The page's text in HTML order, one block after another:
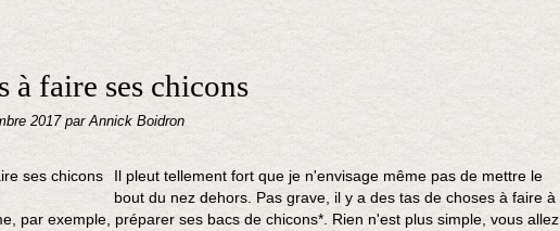
à faire ses chicons
2017 par Annick Boidron
Il pleut tellement fort que je n'envisage même pas de mettre le
bout du nez dehors. Pas grave, il y a des tas de choses à faire à
par exemple, préparer ses bacs de chicons*. Rien n'est plus simple, vous allez